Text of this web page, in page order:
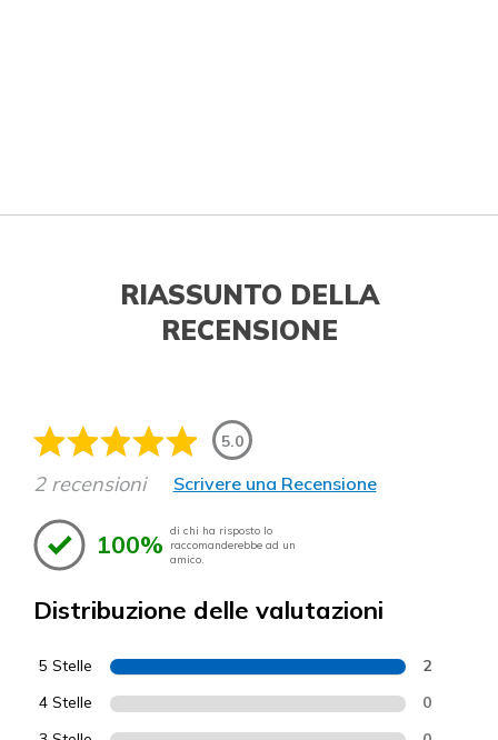
RIASSUNTO DELLA
RECENSIONE
5.0
2 recensioni Scrivere una Recensione
100% di chi ha risposto lo
raccomanderebbe ad un
amico.
Distribuzione delle valutazioni
5 Stelle 2
4 Stelle 0